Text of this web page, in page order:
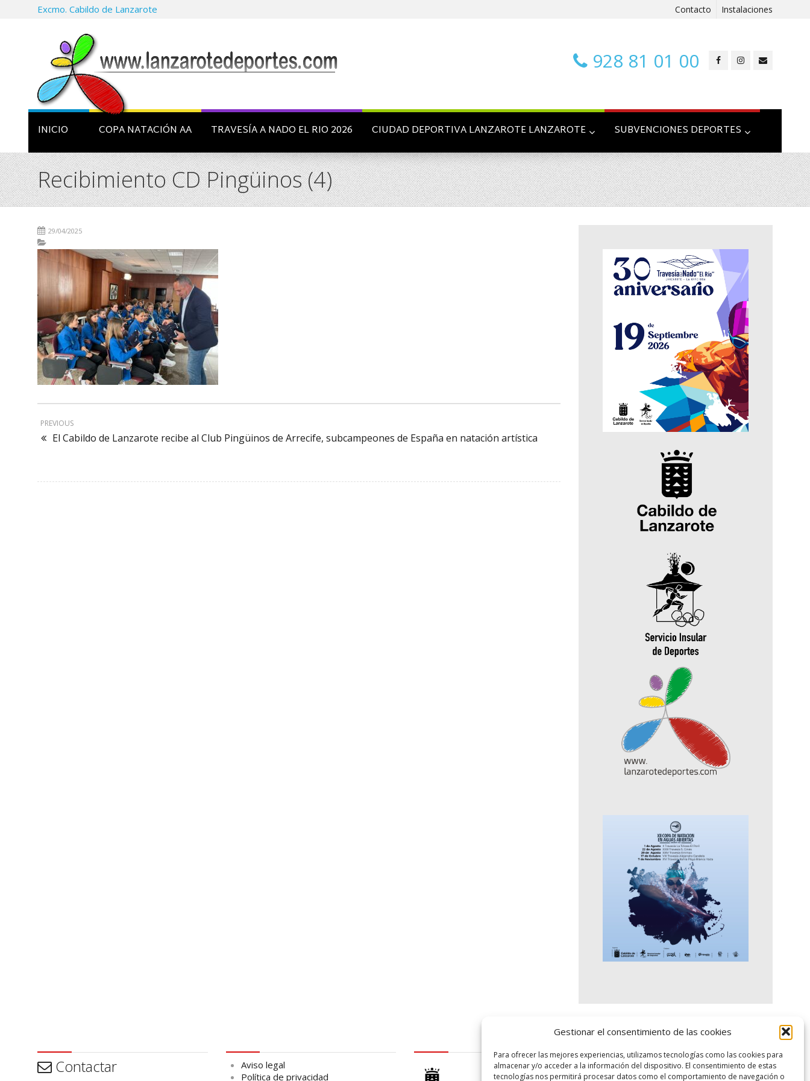
Gestionar el consentimiento de las cookies
Para ofrecer las mejores experiencias, utilizamos tecnologías como las cookies para
almacenar y/o acceder a la información del dispositivo. El consentimiento de estas
tecnologías nos permitirá procesar datos como el comportamiento de navegación o
Excmo. Cabildo de Lanzarote Contacto Instalaciones
928 81 01 00
INICIO COPA NATACIÓN AA TRAVESÍA A NADO EL RIO 2026 CIUDAD DEPORTIVA LANZAROTE LANZAROTE SUBVENCIONES DEPORTES
Recibimiento CD Pingüinos (4)
29/04/2025
PREVIOUS
El Cabildo de Lanzarote recibe al Club Pingüinos de Arrecife, subcampeones de España en natación artística
Contactar
Aviso legal
Política de privacidad
logo SID